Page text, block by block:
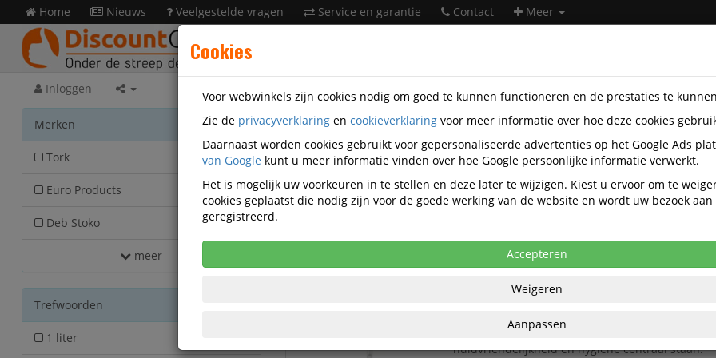
Home Nieuws Veelgestelde vragen Service en garantie Contact Meer
Inloggen
Merken
Tork 46
Euro Products 30
Deb Stoko 22
meer
Trefwoorden
1 liter
Facilitaire artikelen Hygiëne-artikelen Zeepvullingen
Zeepvullingen
Populariteit
Handzeep Tork S1 420701 Mild
Tork Extra Milde Vloeibare Zeep 1000 ml
speciaal ontwikkeld voor
gevoelige huid
effectieve reiniging en is ideaal voor omgevingen
huidvriendelijkheid en hygiëne centraal staan.
Cookies
Voor webwinkels zijn cookies nodig om goed te kunnen functioneren en de prestaties te
Zie de privacyverklaring en cookieverklaring voor meer informatie over hoe deze cookies
Daarnaast worden cookies gebruikt voor gepersonaliseerde advertenties op het Google Ads
van Google kunt u meer informatie vinden over hoe Google persoonlijke informatie verwerkt.
Het is mogelijk uw voorkeuren in te stellen en deze later te wijzigen. Kiest u ervoor om te
cookies geplaatst die nodig zijn voor de goede werking van de website en wordt uw bezoek
geregistreerd.
Accepteren
Weigeren
Aanpassen